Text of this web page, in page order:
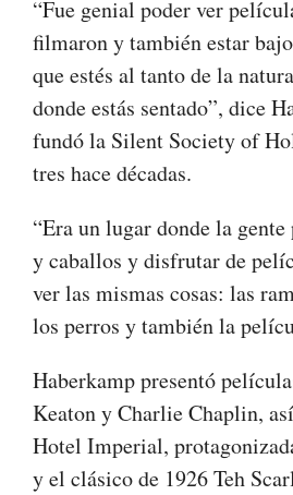
“Fue genial poder ver
filmaron y también estar
que estés al tanto de la
donde estás sentado”, dice
fundó la Silent Society of
tres hace décadas.
“Era un lugar donde la
y caballos y disfrutar de
ver las mismas cosas: las
los perros y también la
Haberkamp presentó
Keaton y Charlie Chaplin,
Hotel Imperial,
y el clásico de 1926 Teh